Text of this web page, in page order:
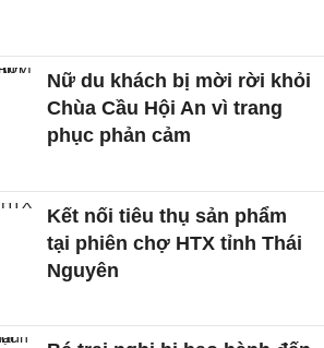
Nữ du khách bị mời rời khỏi
Chùa Cầu Hội An vì trang
phục phản cảm
Kết nối tiêu thụ sản phẩm
tại phiên chợ HTX tỉnh Thái
Nguyên